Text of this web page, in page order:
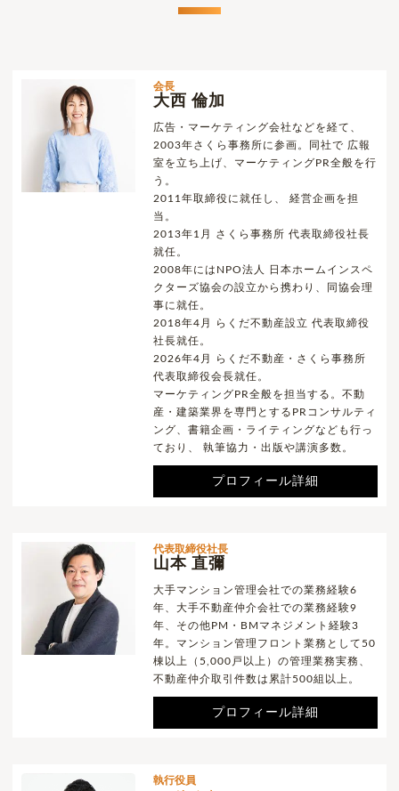
会長
大西 倫加
広告・マーケティング会社などを経て、
2003年さくら事務所に参画。同社で 広報
室を立ち上げ、マーケティングPR全般を行
う。
2011年取締役に就任し、 経営企画を担
当。
2013年1月 さくら事務所 代表取締役社長
就任。
2008年にはNPO法人 日本ホームインスペ
クターズ協会の設立から携わり、同協会理
事に就任。
2018年4月 らくだ不動産設立 代表取締役
社長就任。
2026年4月 らくだ不動産・さくら事務所
代表取締役会長就任。
マーケティングPR全般を担当する。不動
産・建築業界を専門とするPRコンサルティ
ング、書籍企画・ライティングなども行っ
ており、 執筆協力・出版や講演多数。
プロフィール詳細
代表取締役社長
山本 直彌
大手マンション管理会社での業務経験6
年、大手不動産仲介会社での業務経験9
年、その他PM・BMマネジメント経験3
年。マンション管理フロント業務として50
棟以上（5,000戸以上）の管理業務実務、
不動産仲介取引件数は累計500組以上。
プロフィール詳細
執行役員